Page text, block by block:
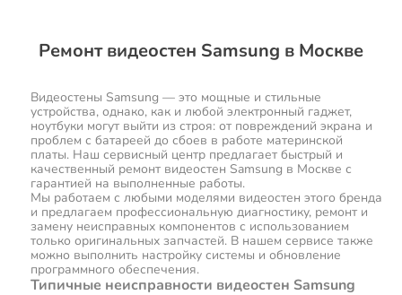
Ремонт видеостен Samsung в Москве
Видеостены Samsung — это мощные и стильные
устройства, однако, как и любой электронный гаджет,
ноутбуки могут выйти из строя: от повреждений экрана и
проблем с батареей до сбоев в работе материнской
платы. Наш сервисный центр предлагает быстрый и
качественный ремонт видеостен Samsung в Москве с
гарантией на выполненные работы.
Мы работаем с любыми моделями видеостен этого бренда
и предлагаем профессиональную диагностику, ремонт и
замену неисправных компонентов с использованием
только оригинальных запчастей. В нашем сервисе также
можно выполнить настройку системы и обновление
программного обеспечения.
Типичные неисправности видеостен Samsung